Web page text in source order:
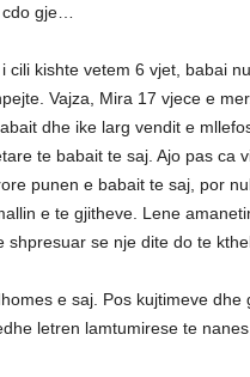
gje…
kishte vetem 6 vjet, babai
Vajza, Mira 17 vjece e
dhe ike larg vendit e
te babait te saj. Ajo pas ca
punen e babait te saj, por
e te gjitheve. Lene
se nje dite do te
e saj. Pos kujtimeve dhe
letren lamtumirese te